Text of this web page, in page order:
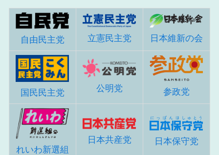
自由民主党 立憲民主党 日本維新の会
国民民主党 公明党 参政党
れいわ新選組
日本共産党 日本保守党